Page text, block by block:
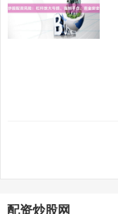
配资炒股网